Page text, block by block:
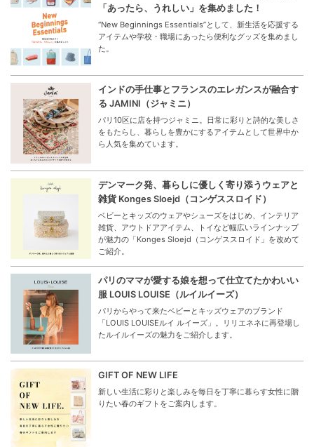
「あったら、うれしい」を集めました！
“New Beginnings Essentials”として、新生活を応援する
アイテムや学校・職場にあったら便利なグッズを集めまし
た。
インドの手仕事とフランスのエレガンスが融合す
る JAMINI（ジャミニ）
パリ10区に店を持つジャミニ。日常に彩りと詩的な美しさ
をもたらし、暮らしを豊かにするアイテムとして世界中か
ら人気を集めています。
デンマーク発、暮らしに優しく寄り添うウェアと
雑貨 Konges Sloejd（コンゲススロイド）
ベビーとキッズのウェアやシューズをはじめ、インテリア
雑貨、アウトドアアイテム、トイなど幅広いラインナップ
が魅力の「Konges Sloejd（コンゲススロイド」を改めて
ご紹介。
パリのママが愛する娘を想って仕立てたかわいい
服 LOUIS LOUISE（ルイルイーズ）
パリからやって来たベビーとキッズウェアのブランド
「LOUIS LOUISEルイ ルイーズ」。リリエネネに再登場し
たルイルイーズの魅力をご紹介します。
GIFT OF NEW LIFE
新しい生活に彩りと楽しみを毎日を丁寧に暮らす女性に贈
りたい春のギフトをご案内します。